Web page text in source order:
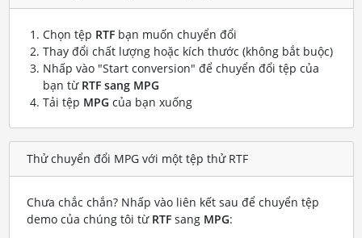
Chọn tệp RTFbạn muốn chuyển đổi
Thay đổi chất lượng hoặc kích thước (không bắt buộc)
Nhấp vào "Start conversion" để chuyển đổi tệp của
bạn từ RTF sang MPG
Tải tệp MPG của bạn xuống
Thử chuyển đổi MPG với một tệp thử RTF
Chưa chắc chắn? Nhấp vào liên kết sau để chuyển tệp
demo của chúng tôi từ RTFsang MPG: